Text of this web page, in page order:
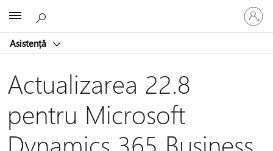
Asistență
vă
la
dvs.
Actualizarea 22.8
pentru Microsoft
Dynamics 365 Business